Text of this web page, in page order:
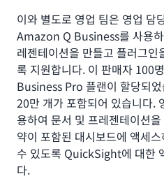
이와 별도로 영업 팀은 영업 담
Amazon Q Business를 사용
레젠테이션을 만들고 플러그
록 지원합니다. 이 판매자 100
Business Pro 플랜이 할당되
20만 개가 포함되어 있습니다.
용하여 문서 및 프레젠테이션
약이 포함된 대시보드에 액세
수 있도록 QuickSight에 대한
다.